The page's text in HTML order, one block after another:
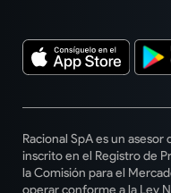
Racional SpA es un
inscrito en el Registro de
la Comisión para el
operar conforme a la Ley